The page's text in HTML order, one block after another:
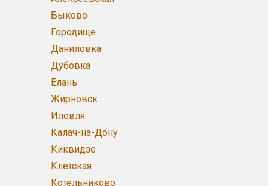
Быково
Городище
Даниловка
Дубовка
Елань
Жирновск
Иловля
Калач-на-Дону
Киквидзе
Клетская
Котельниково